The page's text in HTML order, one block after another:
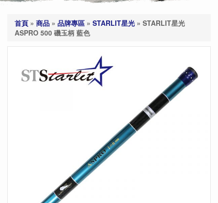
首頁 » 商品 » 品牌專區 » STARLIT星光 » STARLIT星光
ASPRO 500 磯玉柄 藍色